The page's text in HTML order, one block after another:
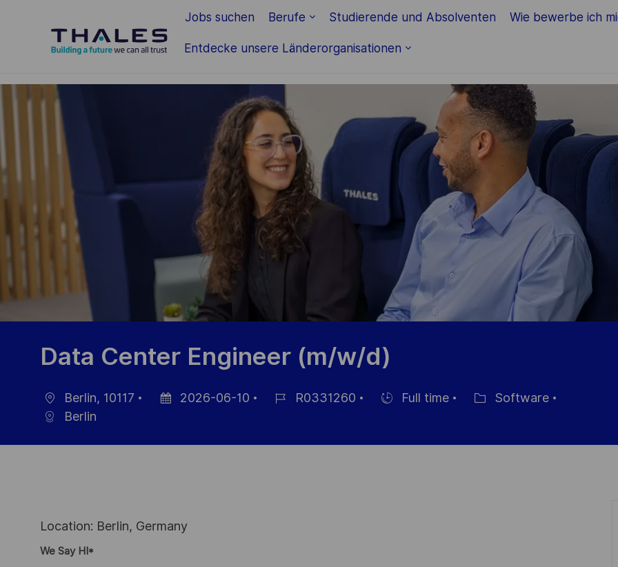
Jobs suchen Berufe Studierende und Absolventen Wie bewerbe ich
Entdecke unsere Länderorganisationen
-
Data Center Engineer (m/w/d)
Ort
Berlin, 10117
Veröffentlichung
2026-06-10
R0331260
Full time
Software
Berlin
Location: Berlin, Germany
We Say HI*